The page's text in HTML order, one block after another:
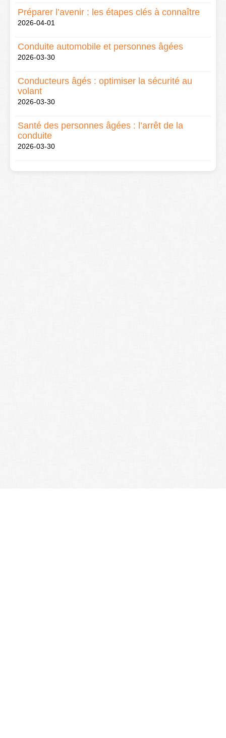
Préparer l’avenir : les étapes clés à connaître
2026-04-01
Conduite automobile et personnes âgées
2026-03-30
Conducteurs âgés : optimiser la sécurité au
volant
2026-03-30
Santé des personnes âgées : l’arrêt de la
conduite
2026-03-30